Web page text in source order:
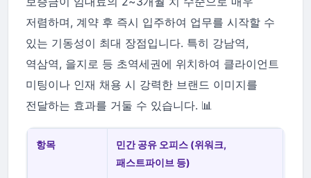
저렴하며, 계약 후 즉시 입주하여 업무를 시작할 수
있는 기동성이 최대 장점입니다. 특히 강남역,
역삼역, 을지로 등 초역세권에 위치하여 클라이언트
미팅이나 인재 채용 시 강력한 브랜드 이미지를
전달하는 효과를 거둘 수 있습니다. 📊
항목
민간 공유 오피스 (위워크,
패스트파이브 등)